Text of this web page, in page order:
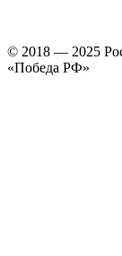
© 2018 — 2025
«Победа РФ»